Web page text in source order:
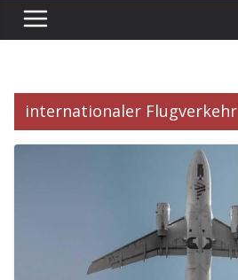
internationaler Flugverkehr